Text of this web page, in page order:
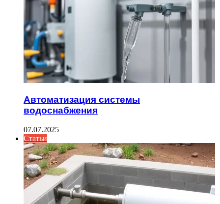
Автоматизация системы
водоснабжения
07.07.2025
Статьи